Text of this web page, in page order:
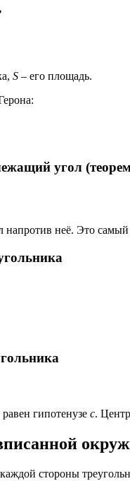
S – его площадь.
угол
напротив неё. Это самый
гипотенузе c.
стороны